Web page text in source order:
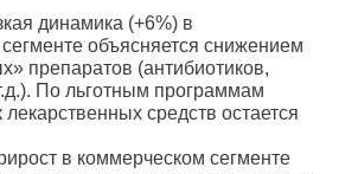
динамика (+6%) в
объясняется снижением
препаратов (антибиотиков,
По льготным программам
лекарственных средств остается
в коммерческом сегменте